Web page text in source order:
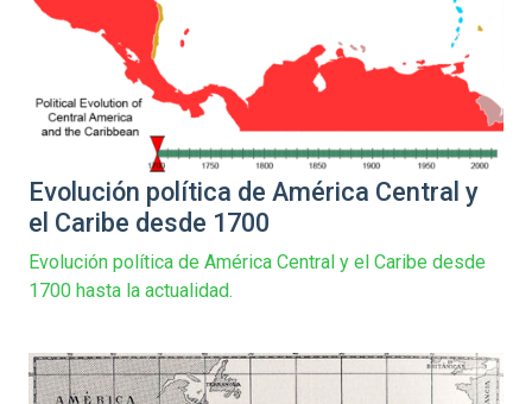
Evolución política de América Central y
el Caribe desde 1700
Evolución política de América Central y el Caribe desde
1700 hasta la actualidad.